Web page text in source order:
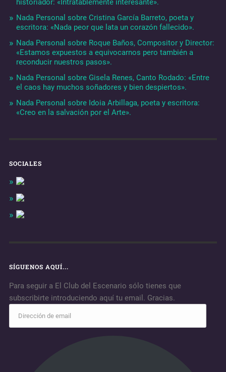
historiador: «Intratablemente interesante».
Nada Personal sobre Cristina García Barreto, poeta y
escritora: «Nada peor que lata un corazón fallecido».
Nada Personal sobre Roque Baños, Compositor y Director:
«Estamos expuestos a equivocarnos pero también a
reconducir nuestros pasos».
Nada Personal sobre Gisela Renes, Canto Rodado: «Entre
el caos hay muchos soñadores y bien despiertos».
Nada Personal sobre Idoia Arbillaga, poeta y escritora:
«Creo en la salvación por el Arte».
SOCIALES
SÍGUENOS AQUÍ...
Para seguir a El Club del Escenario sólo tienes que
subscribirte introduciendo aquí tu email. Gracias.